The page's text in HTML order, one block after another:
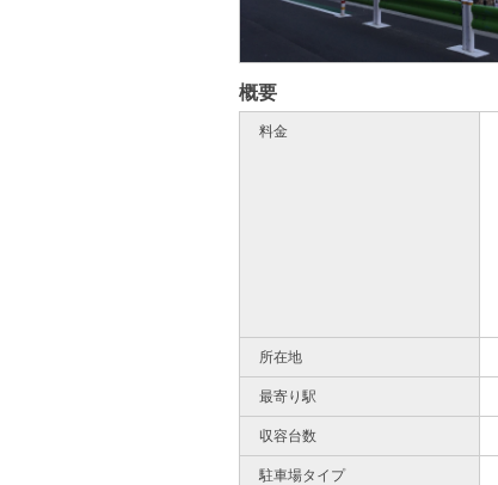
概要
料金
所在地
最寄り駅
収容台数
駐車場タイプ